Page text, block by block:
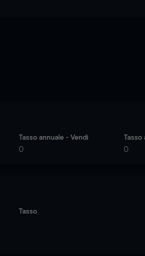
Tasso annuale - Vendi
0
Tasso
0
Tasso